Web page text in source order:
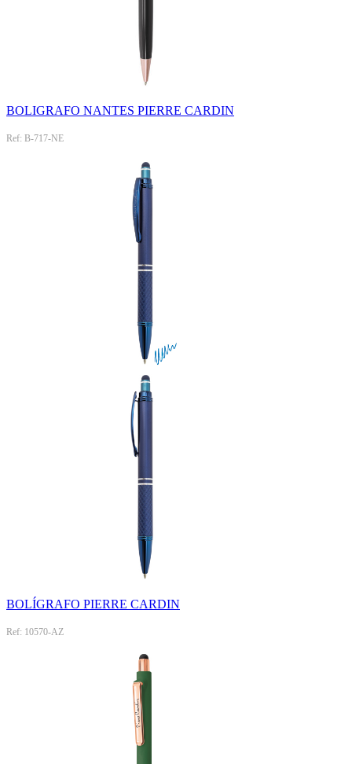
BOLIGRAFO NANTES PIERRE CARDIN
Ref: B-717-NE
BOLÍGRAFO PIERRE CARDIN
Ref: 10570-AZ